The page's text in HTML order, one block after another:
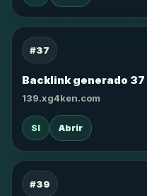
#37
Backlink generado 37
139.xg4ken.com
SI Abrir
#39